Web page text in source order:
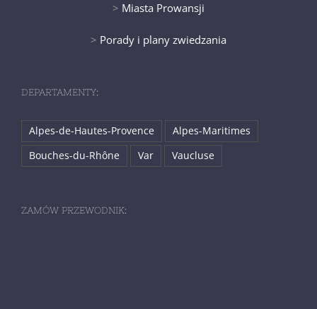
> Miasta Prowansji
> Porady i plany zwiedzania
DEPARTAMENTY:
Alpes-de-Hautes-Provence
Alpes-Maritimes
Bouches-du-Rhône
Var Vaucluse
ZAMÓW PRZEWODNIK: